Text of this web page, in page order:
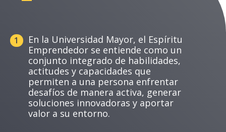
1
En la Universidad Mayor, el Espíritu
Emprendedor se entiende como un
conjunto integrado de habilidades,
actitudes y capacidades que
permiten a una persona enfrentar
desafíos de manera activa, generar
soluciones innovadoras y aportar
valor a su entorno.